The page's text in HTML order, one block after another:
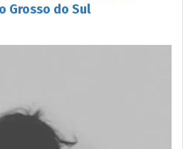
Grosso do Sul